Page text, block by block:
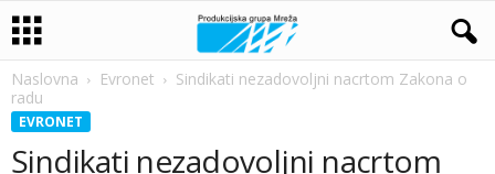
Naslovna Evronet
Sindikati nezadovoljni nacrtom Zakona o
radu
EVRONET
Sindikati nezadovoljni nacrtom